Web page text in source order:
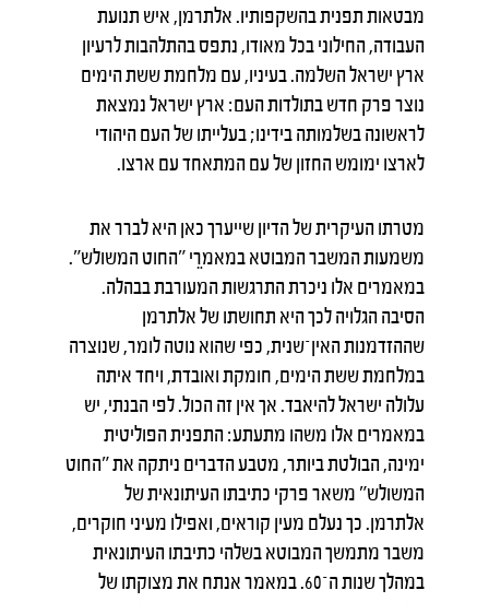
מבטאות תפנית בהשקפותיו. אלתרמן, איש תנועת
העבודה, החילוני בכל מאודו, נתפס בהתלהבות לרעיון
ארץ ישראל השלמה. בעיניו, עם מלחמת ששת הימים
נוצר פרק חדש בתולדות העם: ארץ ישראל נמצאת
לראשונה בשלמותה בידינו; בעלייתו של העם היהודי
לארצו ימומש החזון של עם המתאחד עם ארצו.
מטרתו העיקרית של הדיון שייערך כאן היא לברר את
משמעות המשבר המבוטא במאמרֵי "החוט המשולש".
במאמרים אלו ניכרת התרגשות המעורבת בבהלה.
הסיבה הגלויה לכך היא תחושתו של אלתרמן
שההזדמנות האין־שנית, כפי שהוא נוטה לומר, שנוצרה
במלחמת ששת הימים, חומקת ואובדת, ויחד איתה
עלולה ישראל להיאבד. אך אין זה הכול. לפי הבנתי, יש
במאמרים אלו משהו מתעתע: התפנית הפוליטית
ימינה, הבולטת ביותר, מטבע הדברים ניתקה את "החוט
המשולש" משאר פרקי כתיבתו העיתונאית של
אלתרמן. כך נעלם מעין קוראים, ואפילו מעיני חוקרים,
משבר מתמשך המבוטא בשלהי כתיבתו העיתונאית
במהלך שנות ה־60. במאמר אנתח את מצוקתו של